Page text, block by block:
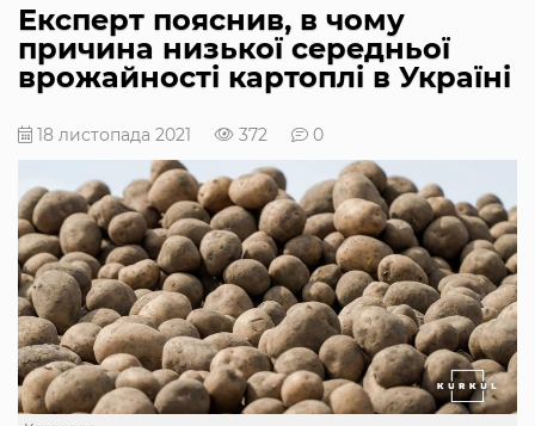
Експерт пояснив, в чому
причина низької середньої
врожайності картоплі в Україні
18 листопада 2021 372 0